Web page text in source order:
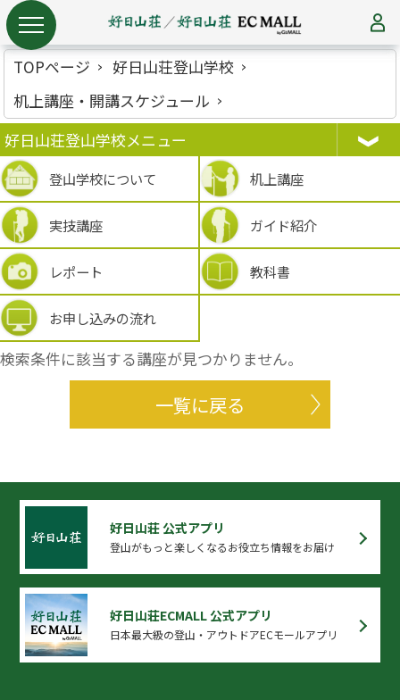
TOPページ
好日山荘登山学校
机上講座・開講スケジュール
好日山荘登山学校メニュー
登山学校について 机上講座
実技講座 ガイド紹介
レポート 教科書
お申し込みの流れ
検索条件に該当する講座が見つかりません。
一覧に戻る
好日山荘 公式アプリ
登山がもっと楽しくなるお役立ち情報をお届け
好日山荘ECMALL 公式アプリ
日本最大級の登山・アウトドアECモールアプリ